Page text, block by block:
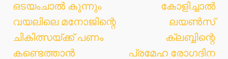
Post
navigation
ഒടയംചാല്‍ കുന്നും
വയലിലെ മനോജിന്റെ
ചികിത്സയ്ക്ക് പണം
കണ്ടെത്താന്‍
കോളിച്ചാല്‍
ലയണ്‍സ്
ക്ലബ്ബിന്റെ
പ്രമേഹ രോഗദിന